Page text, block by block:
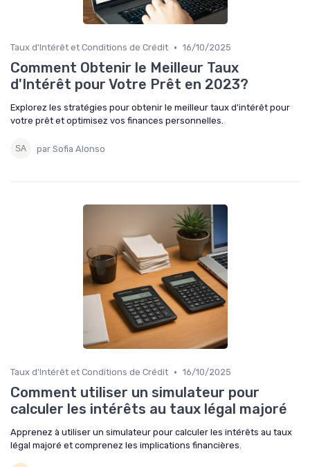
Taux d'Intérêt et Conditions de Crédit • 16/10/2025
Comment Obtenir le Meilleur Taux
d'Intérêt pour Votre Prêt en 2023?
Explorez les stratégies pour obtenir le meilleur taux d'intérêt pour
votre prêt et optimisez vos finances personnelles.
par Sofia Alonso
Taux d'Intérêt et Conditions de Crédit • 16/10/2025
Comment utiliser un simulateur pour
calculer les intérêts au taux légal majoré
Apprenez à utiliser un simulateur pour calculer les intérêts au taux
légal majoré et comprenez les implications financières.